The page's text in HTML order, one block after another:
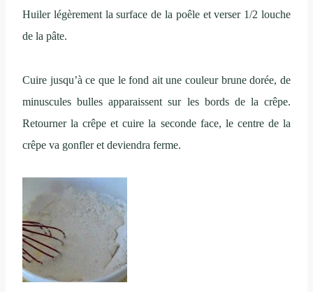
Huiler légèrement la surface de la poêle et verser 1/2 louche
de la pâte.
Cuire jusqu’à ce que le fond ait une couleur brune dorée, de
minuscules bulles apparaissent sur les bords de la crêpe.
Retourner la crêpe et cuire la seconde face, le centre de la
crêpe va gonfler et deviendra ferme.